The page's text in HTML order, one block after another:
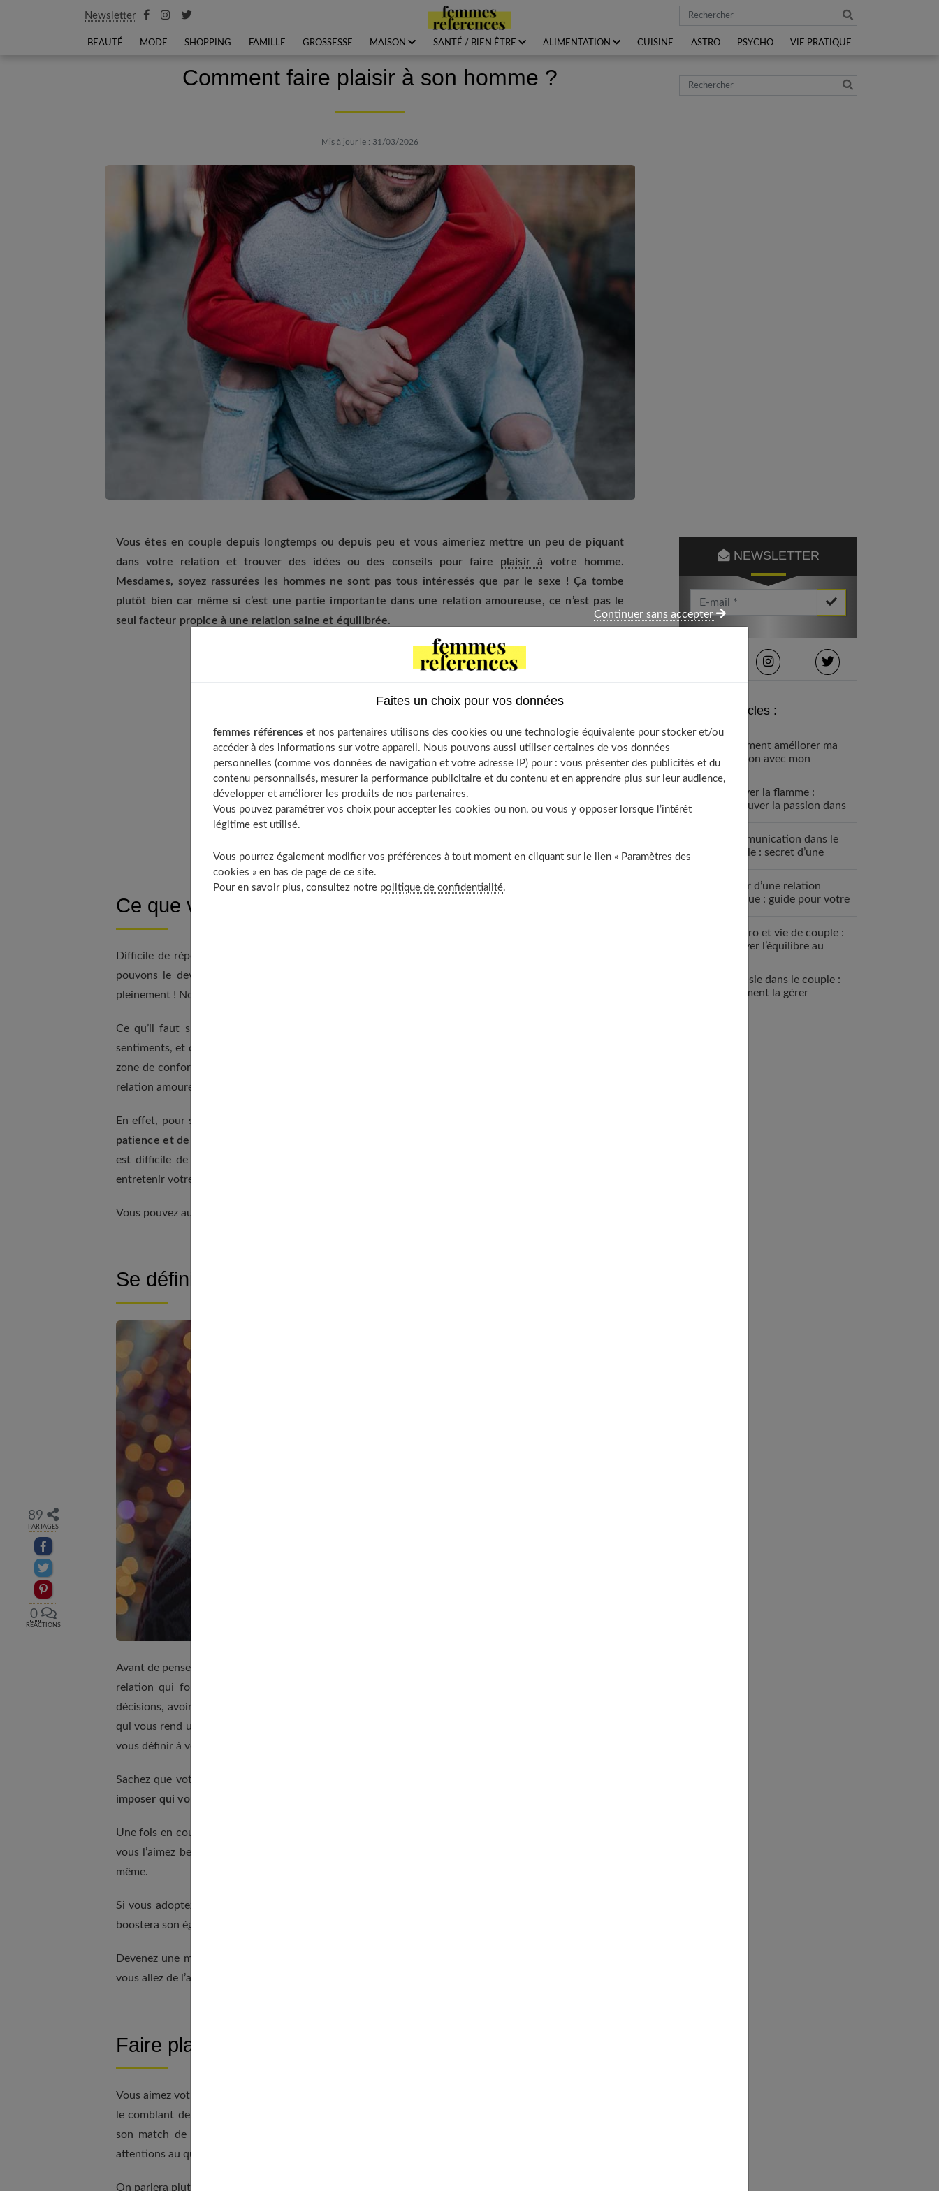
Newsletter Rechercher
BEAUTÉ MODE SHOPPING FAMILLE GROSSESSE MAISON SANTÉ / BIEN ÊTRE ALIMENTATION CUISINE ASTRO PSYCHO VIE PRATIQUE
Comment faire plaisir à son homme ?
Mis à jour le : 31/03/2026
Vous êtes en couple depuis longtemps ou depuis peu et vous aimeriez mettre un peu de piquant
dans votre relation et trouver des idées ou des conseils pour faire plaisir à votre homme.
Mesdames, soyez rassurées les hommes ne sont pas tous intéressés que par le sexe ! Ça tombe
plutôt bien car même si c’est une partie importante dans une relation amoureuse, ce n’est pas le
seul facteur propice à une relation saine et équilibrée.
89
PARTAGES
Partager sur facebook
Partager sur Twitter
Epingler sur Pinterest
0
RÉACTIONS
Se définir et s’affirmer personnellement
Faire plaisir à votre homme en restant naturelle
Créer un effet de surprise
Trouver le juste équilibre entre vos besoins et les siens
Pour conclure
Ce que veulent les hommes
Difficile de répondre à cela ! Ce que les hommes veulent, nous ne le saurons jamais. En vérité nous
pouvons le deviner, à minima, mais ce n’est pas seulement ce que vous pensez qui les satisferont
pleinement ! Non, cela va bien au-delà de cette pensée arrêtée et uniquement portée sur le sexe.
Ce qu’il faut surtout savoir c’est que les hommes n’ont pas pour habitude de laisser paraitre leurs
sentiments, et qu’ils aiment plutôt bien rester dans leur zone de confort. Oui mais voilà, rester dans sa
zone de confort, que ce soit pour les hommes comme pour les femmes, n’est jamais très bon pour une
relation amoureuse.
En effet, pour satisfaire les désirs de votre partenaire au quotidien, vous allez devoir
patience et de beaucoup d’imagination
est difficile de connaître leurs envies. Cependant, voici quelques pistes qui pourraient vous aider à
entretenir votre relation de couple.
Vous pouvez aussi lire notre article dédié :
Se définir et s’affirmer personnellement
Avant de penser à faire plaisir à votre homme,
relation qui fonctionne part de là. S’aimer, prendre soin de vous, se respecter, savoir prendre des
décisions, avoir des projets et les réaliser, rester indépendante, s’affirmer … Tout ce qui vous définit et
qui vous rend unique vous devez en prendre conscience, en prendre soin et ne jamais laisser un homme
vous définir à votre place !
Sachez que votre homme sera deux fois plus attiré par vous et votre état d’esprit
imposer qui vous êtes et ce que vous voulez atteindre dans votre vie
Une fois en couple,
vous l’aimez beaucoup, passionnément, mais que vous n’êtes pas folle au point de vous oublier vous-
même.
Si vous adoptez cette posture de
boostera son égo de se dire qu’il a une femme « qui a du chien » !
Devenez une meilleure version de vous-même et continuez votre vie personnelle en lui montrant que
vous allez de l’avant !
Faire plaisir à votre homme en restant naturelle
Vous aimez votre homme, il vous apporte beaucoup dans votre vie et vous avez envie de le remercier en
le comblant de petites attentions. Prenez garde aux clichés car apporter une bière à son chéri devant
son match de foot n’est pas ce genre d’attention qui fera que vous le garderez. Non, ce sont des
attentions au quotidien sur le long terme et des actions plus profondes que ça.
On parlera plutôt ici de
Rechercher
NEWSLETTER
Votre Email *
Derniers articles :
Comment améliorer ma
relation avec mon
Raviver la flamme :
retrouver la passion dans
Communication dans le
couple : secret d’une
Sortir d’une relation
toxique : guide pour votre
Vie pro et vie de couple :
trouver l’équilibre au
Jalousie dans le couple :
comment la gérer
Faites un choix pour vos données
femmes références et nos partenaires utilisons des cookies ou une technologie équivalente pour stocker et/ou
accéder à des informations sur votre appareil. Nous pouvons aussi utiliser certaines de vos données
personnelles (comme vos données de navigation et votre adresse IP) pour : vous présenter des publicités et du
contenu personnalisés, mesurer la performance publicitaire et du contenu et en apprendre plus sur leur audience,
développer et améliorer les produits de nos partenaires.
Vous pouvez paramétrer vos choix pour accepter les cookies ou non, ou vous y opposer lorsque l’intérêt
légitime est utilisé.
Vous pourrez également modifier vos préférences à tout moment en cliquant sur le lien « Paramètres des
cookies » en bas de page de ce site.
Pour en savoir plus, consultez notre politique de confidentialité.
Continuer sans accepter